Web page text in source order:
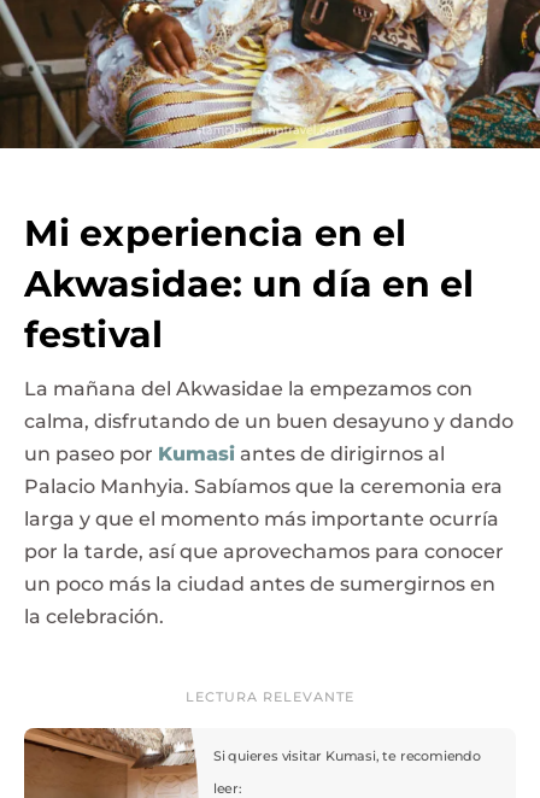
Mi experiencia en el
Akwasidae: un día en el
festival
La mañana del Akwasidae la empezamos con
calma, disfrutando de un buen desayuno y dando
un paseo por Kumasi antes de dirigirnos al
Palacio Manhyia. Sabíamos que la ceremonia era
larga y que el momento más importante ocurría
por la tarde, así que aprovechamos para conocer
un poco más la ciudad antes de sumergirnos en
la celebración.
LECTURA RELEVANTE
Si quieres visitar Kumasi, te recomiendo
leer: